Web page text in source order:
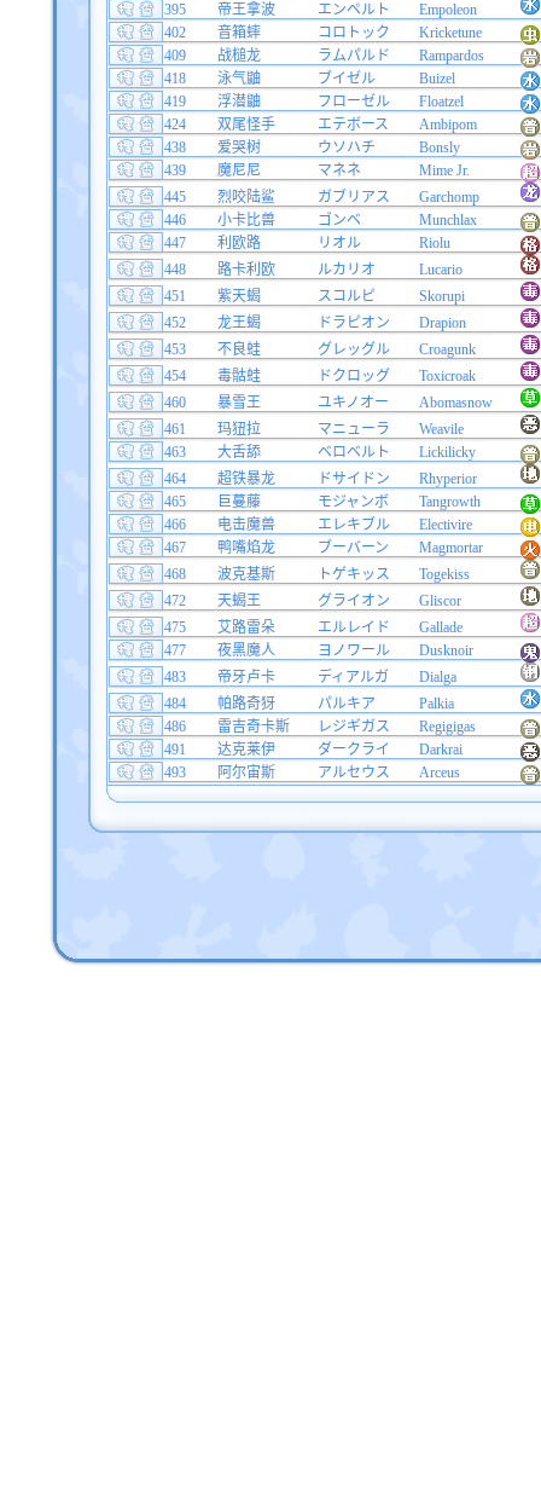
395
帝王拿波 エンペルト
Empoleon
402
音箱蟀 コロトック
Kricketune
409
战槌龙 ラムパルド
Rampardos
418
泳气鼬 ブイゼル
Buizel
419
浮潜鼬 フローゼル
Floatzel
424
双尾怪手 エテボース
Ambipom
438
爱哭树 ウソハチ
Bonsly
439
魔尼尼 マネネ
Mime Jr.
445
烈咬陆鲨 ガブリアス
Garchomp
446
小卡比兽 ゴンベ
Munchlax
447
利欧路 リオル
Riolu
448
路卡利欧 ルカリオ
Lucario
451
紫天蝎 スコルピ
Skorupi
452
龙王蝎 ドラピオン
Drapion
453
不良蛙 グレッグル
Croagunk
454
毒骷蛙 ドクロッグ
Toxicroak
460
暴雪王 ユキノオー
Abomasnow
461
玛狃拉 マニューラ
Weavile
463
大舌舔 ベロベルト
Lickilicky
464
超铁暴龙 ドサイドン
Rhyperior
465
巨蔓藤 モジャンボ
Tangrowth
466
电击魔兽 エレキブル
Electivire
467
鸭嘴焰龙 ブーバーン
Magmortar
468
波克基斯 トゲキッス
Togekiss
472
天蝎王 グライオン
Gliscor
475
艾路雷朵 エルレイド
Gallade
477
夜黑魔人 ヨノワール
Dusknoir
483
帝牙卢卡 ディアルガ
Dialga
484
帕路奇犽 パルキア
Palkia
486
雷吉奇卡斯 レジギガス
Regigigas
491
达克莱伊 ダークライ
Darkrai
493
阿尔宙斯 アルセウス Arceus